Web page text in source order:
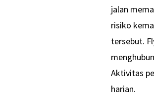
jalan
risiko
tersebut.
Aktivitas
harian.